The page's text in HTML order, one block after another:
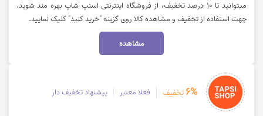
میتوانید تا 10 درصد تخفیف، از فروشگاه اینترنتی اسنپ شاپ بهره مند شوید.
جهت استفاده از تخفیف و مشاهده کالا روی گزینه "خرید کنید" کلیک نمایید.
مشاهده
6% تخفیف فعلا معتبر پیشنهاد تخفیف دار